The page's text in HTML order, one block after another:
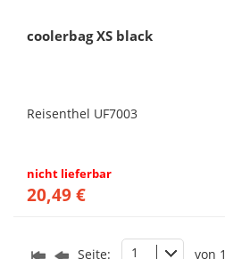
coolerbag XS black
Reisenthel UF7003
nicht lieferbar
20,49 €
Seite: 1 von 1